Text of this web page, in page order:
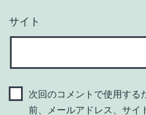
サイト
次回のコメントで使用する
前、メールアドレス、サイ